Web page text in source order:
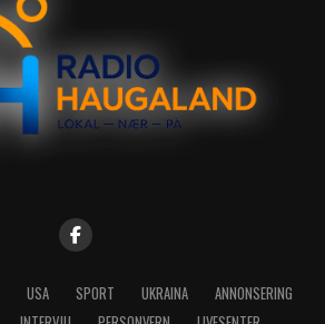
USA SPORT UKRAINA
ANNONSERING